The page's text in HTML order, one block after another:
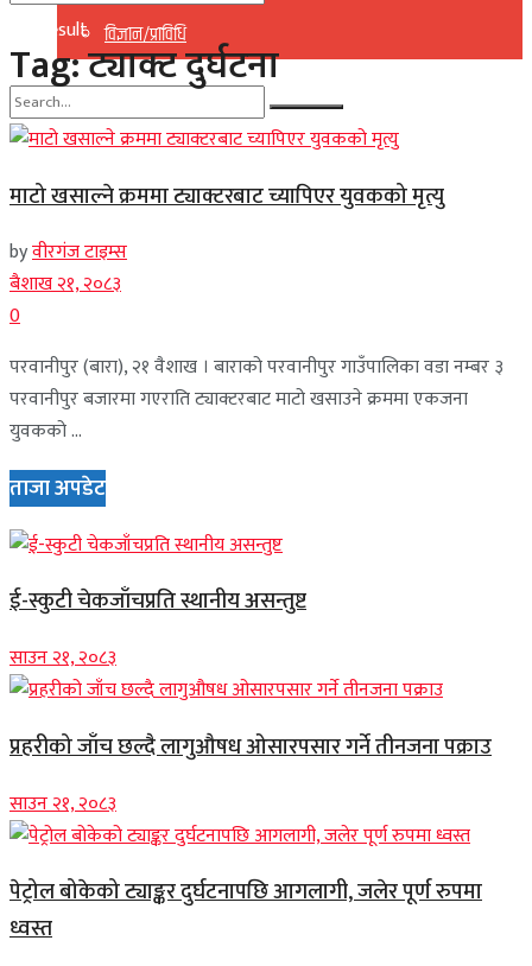
विज्ञान/प्राविधि
No Result
View All Result
No Result
View All Result
Tag:ट्याक्ट दुर्घटना
माटो खसाल्ने क्रममा ट्याक्टरबाट च्यापिएर युवकको मृत्यु
byवीरगंज टाइम्स
बैशाख २१, २०८३
0
परवानीपुर (बारा), २१ वैशाख । बाराको परवानीपुर गाउँपालिका वडा नम्बर ३
परवानीपुर बजारमा गएराति ट्याक्टरबाट माटो खसाउने क्रममा एकजना
युवकको ...
ताजा अपडेट
ई-स्कुटी चेकजाँचप्रति स्थानीय असन्तुष्ट
साउन २१, २०८३
प्रहरीको जाँच छल्दै लागुऔषध ओसारपसार गर्ने तीनजना पक्राउ
साउन २१, २०८३
पेट्रोल बोकेको ट्याङ्कर दुर्घटनापछि आगलागी, जलेर पूर्ण रुपमा
ध्वस्त